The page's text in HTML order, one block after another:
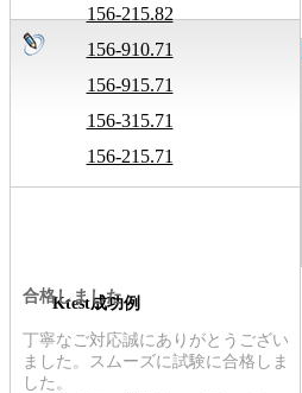
156-215.82
156-910.71
156-915.71
156-315.71
156-215.71
Ktest成功例
合格しました
丁寧なご対応誠にありがとうござい
ました。スムーズに試験に合格しま
した。